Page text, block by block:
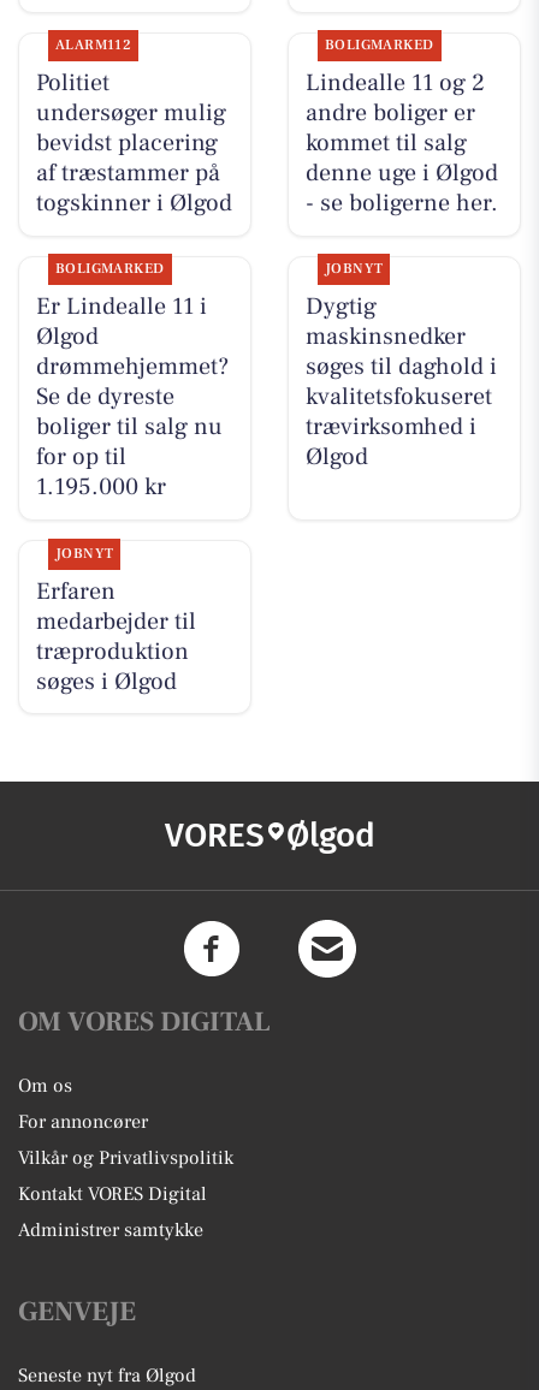
ALARM112
Politiet
undersøger mulig
bevidst placering
af træstammer på
togskinner i Ølgod
BOLIGMARKED
Lindealle 11 og 2
andre boliger er
kommet til salg
denne uge i Ølgod
- se boligerne her.
BOLIGMARKED
Er Lindealle 11 i
Ølgod
drømmehjemmet?
Se de dyreste
boliger til salg nu
for op til
1.195.000 kr
JOBNYT
Dygtig
maskinsnedker
søges til daghold i
kvalitetsfokuseret
trævirksomhed i
Ølgod
JOBNYT
Erfaren
medarbejder til
træproduktion
søges i Ølgod
VORES Ølgod
OM VORES DIGITAL
Om os
For annoncører
Vilkår og Privatlivspolitik
Kontakt VORES Digital
Administrer samtykke
GENVEJE
Seneste nyt fra Ølgod